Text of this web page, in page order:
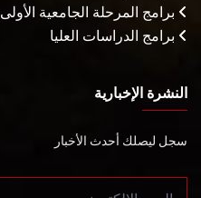
برامج المرحلة الجامعية الأولى
برامج الدراسات العليا
النشرة الإخبارية
سجل ليصلك أحدث الأخبار